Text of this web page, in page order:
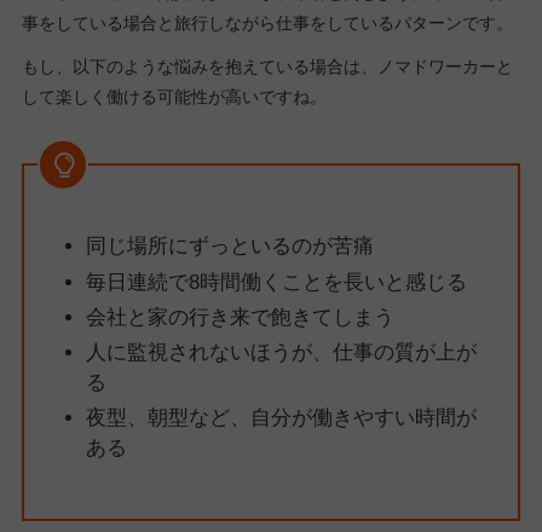
事をしている場合と旅行しながら仕事をしているパターンです。
もし、以下のような悩みを抱えている場合は、ノマドワーカーと
して楽しく働ける可能性が高いですね。
同じ場所にずっといるのが苦痛
毎日連続で8時間働くことを長いと感じる
会社と家の行き来で飽きてしまう
人に監視されないほうが、仕事の質が上が
る
夜型、朝型など、自分が働きやすい時間が
ある